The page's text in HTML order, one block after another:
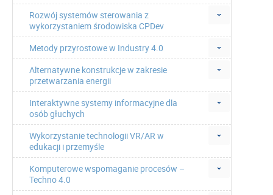
Rozwój systemów sterowania z
wykorzystaniem środowiska CPDev
Metody przyrostowe w Industry 4.0
Alternatywne konstrukcje w zakresie
przetwarzania energii
Interaktywne systemy informacyjne dla
osób głuchych
Wykorzystanie technologii VR/AR w
edukacji i przemyśle
Komputerowe wspomaganie procesów –
Techno 4.0